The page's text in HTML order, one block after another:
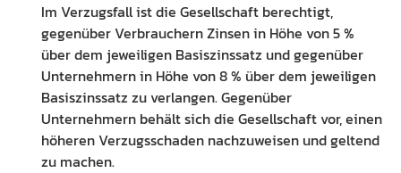
Im Verzugsfall ist die Gesellschaft berechtigt,
gegenüber Verbrauchern Zinsen in Höhe von 5 %
über dem jeweiligen Basiszinssatz und gegenüber
Unternehmern in Höhe von 8 % über dem jeweiligen
Basiszinssatz zu verlangen. Gegenüber
Unternehmern behält sich die Gesellschaft vor, einen
höheren Verzugsschaden nachzuweisen und geltend
zu machen.